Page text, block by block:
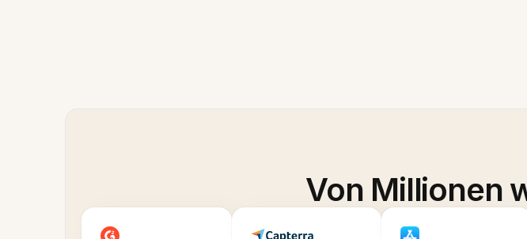
Von Millionen